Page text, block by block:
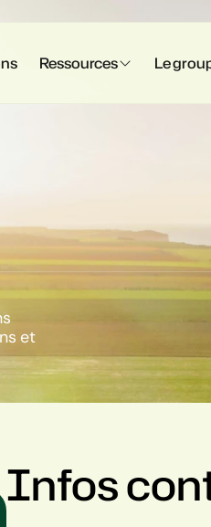
Ressources Le
et
Infos